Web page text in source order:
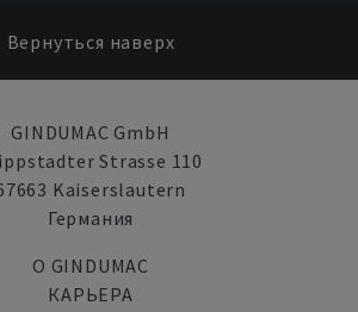
Вернуться наверх
GINDUMAC GmbH
Strasse 110
Kaiserslautern
Германия
О GINDUMAC
КАРЬЕРА